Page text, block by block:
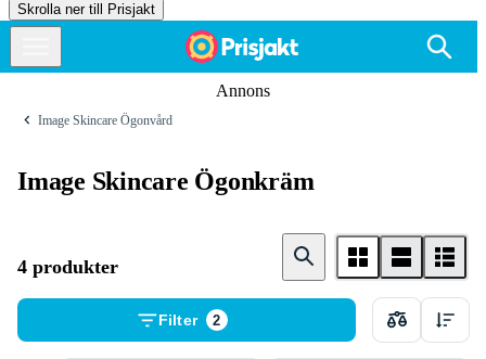
Skrolla ner till Prisjakt
Annons
Image Skincare Ögonvård
Image Skincare Ögonkräm
4 produkter
Filter 2